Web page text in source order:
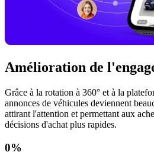
Amélioration de
Grâce à la rotation à 360° et à la
annonces de véhicules deviennent
attirant l'attention et permettant aux
décisions d'achat plus rapides.
0%